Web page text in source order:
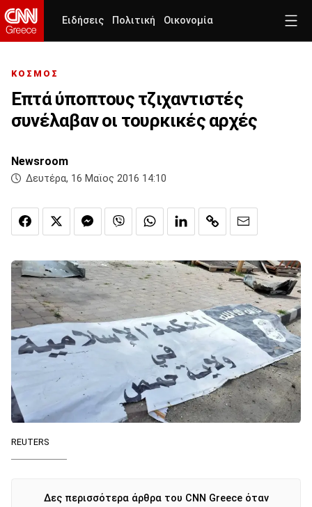
Ειδήσεις Πολιτική Οικονομία
ΚΟΣΜΟΣ
Επτά ύποπτους τζιχαντιστές
συνέλαβαν οι τουρκικές αρχές
Newsroom
Δευτέρα, 16 Μαϊος 2016 14:10
REUTERS
Δες περισσότερα άρθρα του CNN Greece όταν